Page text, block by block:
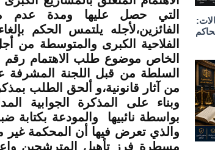
التي حصل عليها ومدة عدم
الفائزين،لأجله يلتمس الحكم
الفلاحية الكبرى والمتوسطة من
السلطة من قبل اللجنة
من آثار قانونية،و ألحق الطلب
وبناء على المذكرة الجوابية
والذي تعرض فيها أن المحكمة
مسطرة فرز تأهيل المترشحين